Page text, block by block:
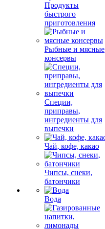
Продукты
быстрого
приготовления
Рыбные и мясные
консервы
Специи,
приправы,
ингредиенты для
выпечки
Чай, кофе, какао
Чипсы, снеки,
батончики
Вода